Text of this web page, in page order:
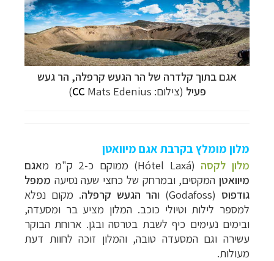
אגם בתוך קלדרה של הר הגעש קרפלה, הר געש
פעיל (צילום: CC Mats Edenius)
מלון מומלץ בקרבת אגם מיוואטן
מלון לקסה (
Hótel Laxá) ממוקם כ-2 ק"מ מ
אגם
מיוואטן המקסים, ובמרחק של כחצי שעה נסיעה ממפל
גודפוס (
Godafoss) והר הגעש קרפלה. מקום נפלא
למספר לילות וטיולי כוכב. המלון מציע בר ומסעדה,
ובימים נעימים כיף לשבת בטרסה ובגן. ארוחת הבוקר
עשירה וגם המסעדה טובה, והמלון זוכה לחוות דעת
מעולות.